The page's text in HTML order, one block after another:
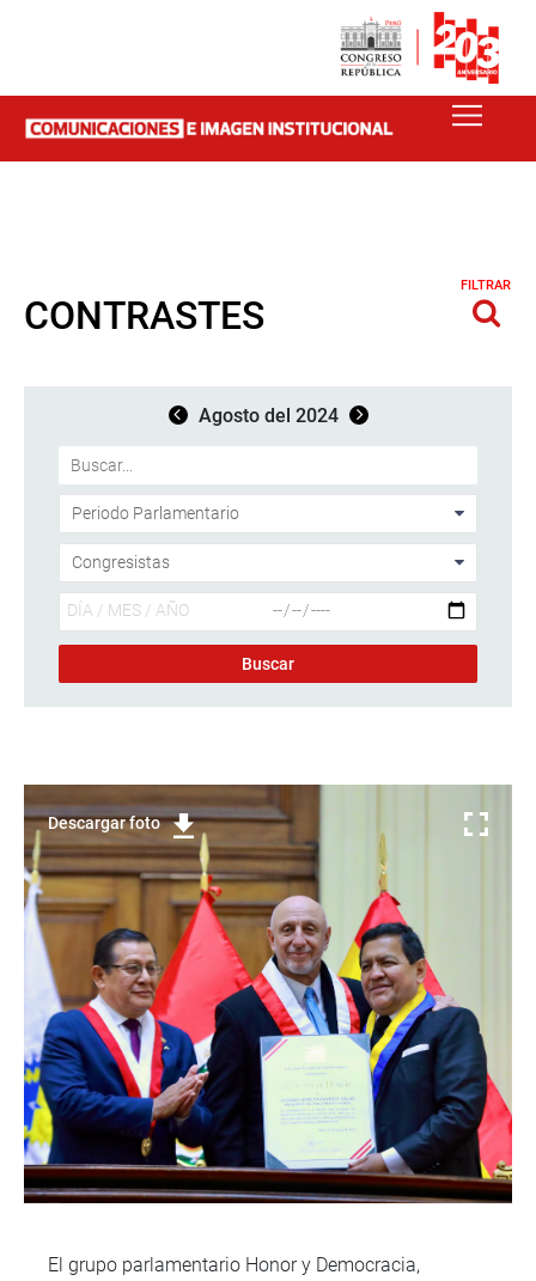
CONTRASTES
FILTRAR
Agosto del 2024
Descargar foto
El grupo parlamentario Honor y Democracia,